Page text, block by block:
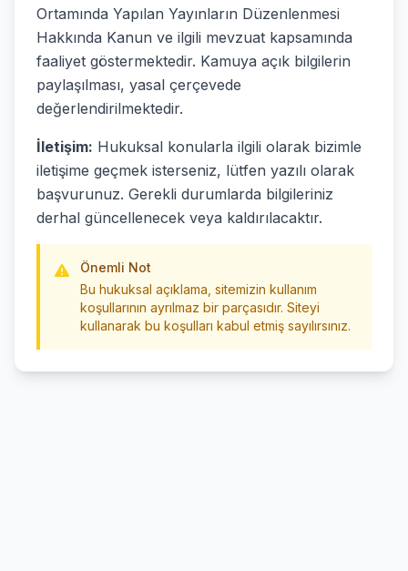
Ortamında Yapılan Yayınların Düzenlenmesi
Hakkında Kanun ve ilgili mevzuat kapsamında
faaliyet göstermektedir. Kamuya açık bilgilerin
paylaşılması, yasal çerçevede
değerlendirilmektedir.
İletişim: Hukuksal konularla ilgili olarak bizimle
iletişime geçmek isterseniz, lütfen yazılı olarak
başvurunuz. Gerekli durumlarda bilgileriniz
derhal güncellenecek veya kaldırılacaktır.
Önemli Not
Bu hukuksal açıklama, sitemizin kullanım
koşullarının ayrılmaz bir parçasıdır. Siteyi
kullanarak bu koşulları kabul etmiş sayılırsınız.